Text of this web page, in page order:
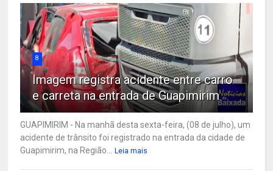
8
Imagem registra acidente entre carro
e carreta na entrada de Guapimirim
GUAPIMIRIM - Na manhã desta sexta-feira, (08 de julho), um
acidente de trânsito foi registrado na entrada da cidade de
Guapimirim, na Região...
Leia mais